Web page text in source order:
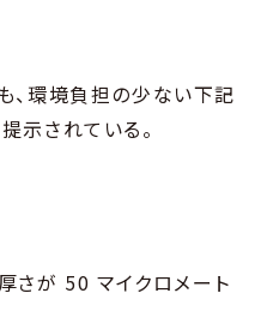
、環境負担の少ない下記
示されている。
さが 50 マイクロメート